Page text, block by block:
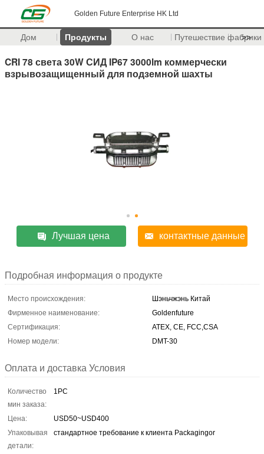
Golden Future Enterprise HK Ltd
Дом Продукты О нас Путешествие фабрики
>>
CRI 78 света 30W СИД IP67 3000lm коммерчески
взрывозащищенный для подземной шахты
Лучшая цена контактные данные
Подробная информация о продукте
Место происхождения:
Шэньчжэнь Китай
Фирменное наименование:
Goldenfuture
Сертификация:
ATEX, CE, FCC,CSA
Номер модели:
DMT-30
Оплата и доставка Условия
Количество
мин заказа:
1PC
Цена:
USD50~USD400
Упаковывая
детали:
стандартное требование к клиента Packagingor